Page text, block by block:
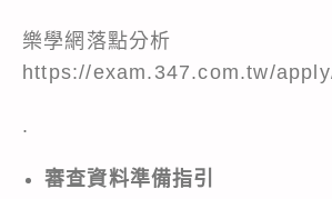
樂學網落點分析
https://exam.347.com.tw/
.
審查資料準備指引